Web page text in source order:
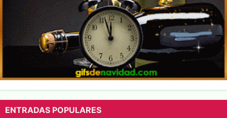
ENTRADAS POPULARES